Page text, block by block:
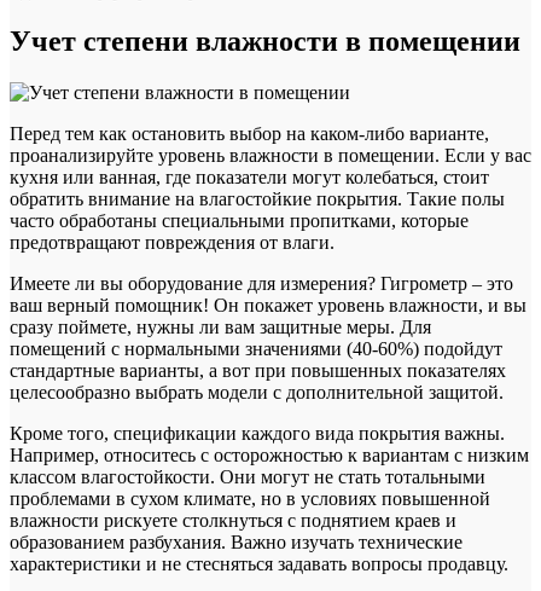
Учет степени влажности в помещении
Перед тем как остановить выбор на каком-либо варианте,
проанализируйте уровень влажности в помещении. Если у вас
кухня или ванная, где показатели могут колебаться, стоит
обратить внимание на влагостойкие покрытия. Такие полы
часто обработаны специальными пропитками, которые
предотвращают повреждения от влаги.
Имеете ли вы оборудование для измерения? Гигрометр – это
ваш верный помощник! Он покажет уровень влажности, и вы
сразу поймете, нужны ли вам защитные меры. Для
помещений с нормальными значениями (40-60%) подойдут
стандартные варианты, а вот при повышенных показателях
целесообразно выбрать модели с дополнительной защитой.
Кроме того, спецификации каждого вида покрытия важны.
Например, относитесь с осторожностью к вариантам с низким
классом влагостойкости. Они могут не стать тотальными
проблемами в сухом климате, но в условиях повышенной
влажности рискуете столкнуться с поднятием краев и
образованием разбухания. Важно изучать технические
характеристики и не стесняться задавать вопросы продавцу.